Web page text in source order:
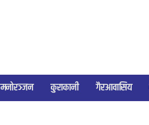
मनोरञ्जन कुराकानी गैरआवासिय